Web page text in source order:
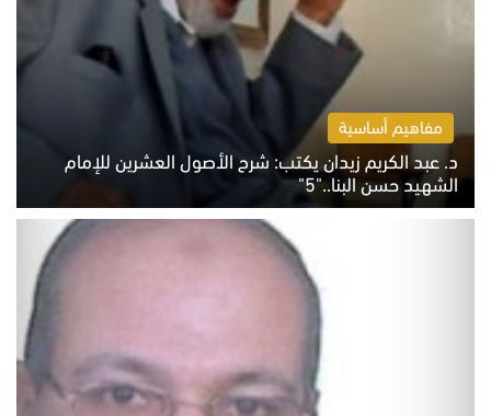
مفاهيم أساسية
د. عبد الكريم زيدان يكتب: شرح الأصول العشرين للإمام
الشهيد حسن البنا.."5"
السبت 8 أغسطس 2026 10:46 ص